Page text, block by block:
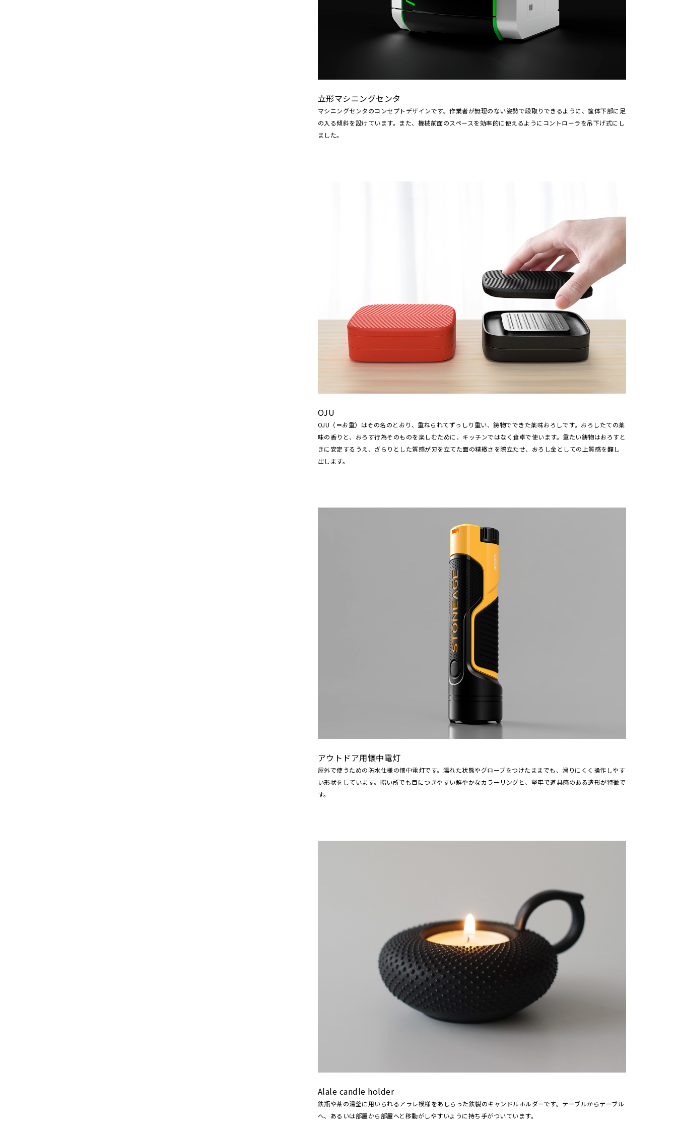
立形マシニングセンタ
マシニングセンタのコンセプトデザインです。作業者が無理のない姿勢で段取りできるように、筐体下部に足
の入る傾斜を設けています。また、機械前面のスペースを効率的に使えるようにコントローラを吊下げ式にし
ました。
OJU
OJU（＝お重）はその名のとおり、重ねられてずっしり重い、鋳物でできた薬味おろしです。おろしたての薬
味の香りと、おろす行為そのものを楽しむために、キッチンではなく食卓で使います。重たい鋳物はおろすと
きに安定するうえ、ざらりとした質感が刃を立てた面の精緻さを際立たせ、おろし金としての上質感を醸し
出します。
アウトドア用懐中電灯
屋外で使うための防水仕様の懐中電灯です。濡れた状態やグローブをつけたままでも、滑りにくく操作しやす
い形状をしています。暗い所でも目につきやすい鮮やかなカラーリングと、堅牢で道具感のある造形が特徴で
す。
Alale candle holder
鉄瓶や茶の湯釜に用いられるアラレ模様をあしらった鉄製のキャンドルホルダーです。テーブルからテーブル
へ、あるいは部屋から部屋へと移動がしやすいように持ち手がついています。